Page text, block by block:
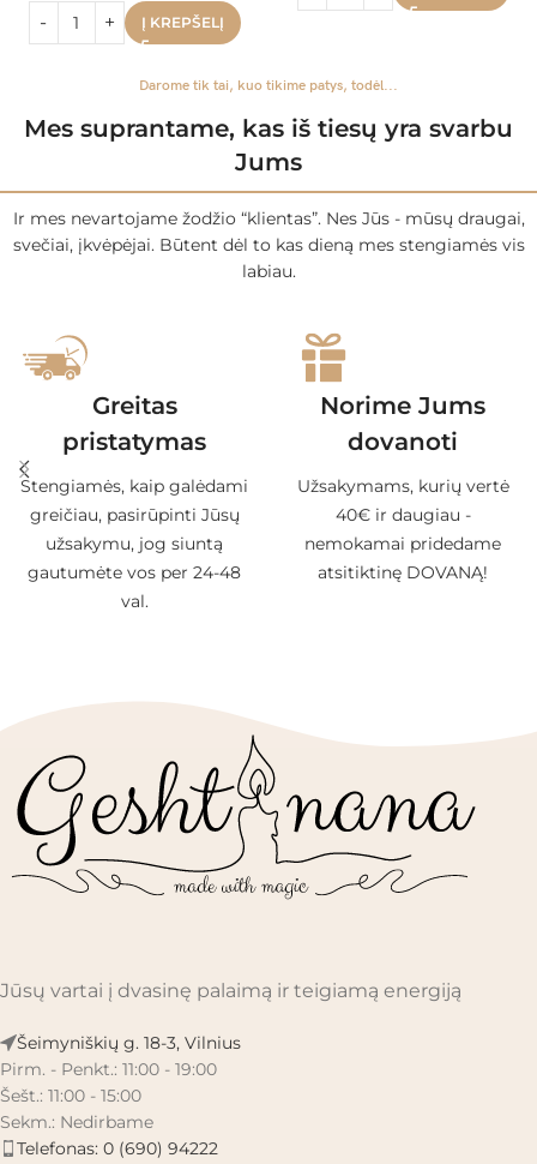
Į KREPŠELĮ
Darome tik tai, kuo tikime patys, todėl...
Mes suprantame, kas iš tiesų yra svarbu
Jums
Ir mes nevartojame žodžio “klientas”. Nes Jūs - mūsų draugai,
svečiai, įkvėpėjai. Būtent dėl to kas dieną mes stengiamės vis
labiau.
Greitas
pristatymas
Stengiamės, kaip galėdami
greičiau, pasirūpinti Jūsų
užsakymu, jog siuntą
gautumėte vos per 24-48
val.
Norime Jums
dovanoti
Užsakymams, kurių vertė
40€ ir daugiau -
nemokamai pridedame
atsitiktinę DOVANĄ!
Jūsų vartai į dvasinę palaimą ir teigiamą energiją
Šeimyniškių g. 18-3, Vilnius
Pirm. - Penkt.: 11:00 - 19:00
Šešt.: 11:00 - 15:00
Sekm.: Nedirbame
Telefonas: 0 (690) 94222